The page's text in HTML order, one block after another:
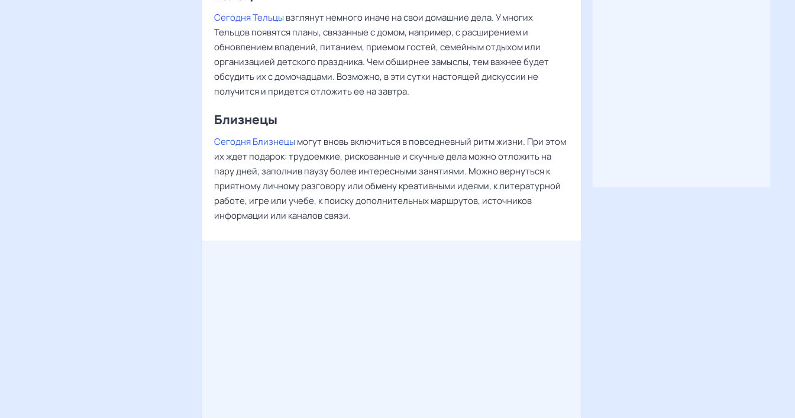
Сегодня Тельцы взглянут немного иначе на свои домашние дела. У многих
Тельцов появятся планы, связанные с домом, например, с расширением и
обновлением владений, питанием, приемом гостей, семейным отдыхом или
организацией детского праздника. Чем обширнее замыслы, тем важнее будет
обсудить их с домочадцами. Возможно, в эти сутки настоящей дискуссии не
получится и придется отложить ее на завтра.
Близнецы
Сегодня Близнецы могут вновь включиться в повседневный ритм жизни. При этом
их ждет подарок: трудоемкие, рискованные и скучные дела можно отложить на
пару дней, заполнив паузу более интересными занятиями. Можно вернуться к
приятному личному разговору или обмену креативными идеями, к литературной
работе, игре или учебе, к поиску дополнительных маршрутов, источников
информации или каналов связи.